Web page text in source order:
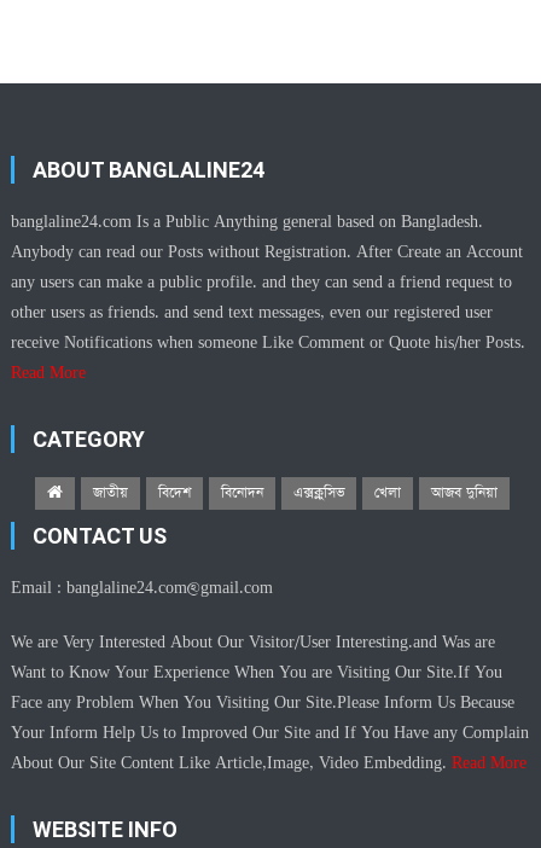
ABOUT BANGLALINE24
banglaline24.com Is a Public Anything general based on Bangladesh.
Anybody can read our Posts without Registration. After Create an Account
any users can make a public profile. and they can send a friend request to
other users as friends. and send text messages, even our registered user
receive Notifications when someone Like Comment or Quote his/her Posts.
Read More
CATEGORY
জাতীয় বিদেশ বিনোদন এক্সক্লুসিভ খেলা আজব দুনিয়া
CONTACT US
Email :banglaline24.com@gmail.com
We are Very Interested About Our Visitor/User Interesting.and Was are
Want to Know Your Experience When You are Visiting Our Site.If You
Face any Problem When You Visiting Our Site.Please Inform Us Because
Your Inform Help Us to Improved Our Site and If You Have any Complain
About Our Site Content Like Article,Image, Video Embedding.Read More
WEBSITE INFO